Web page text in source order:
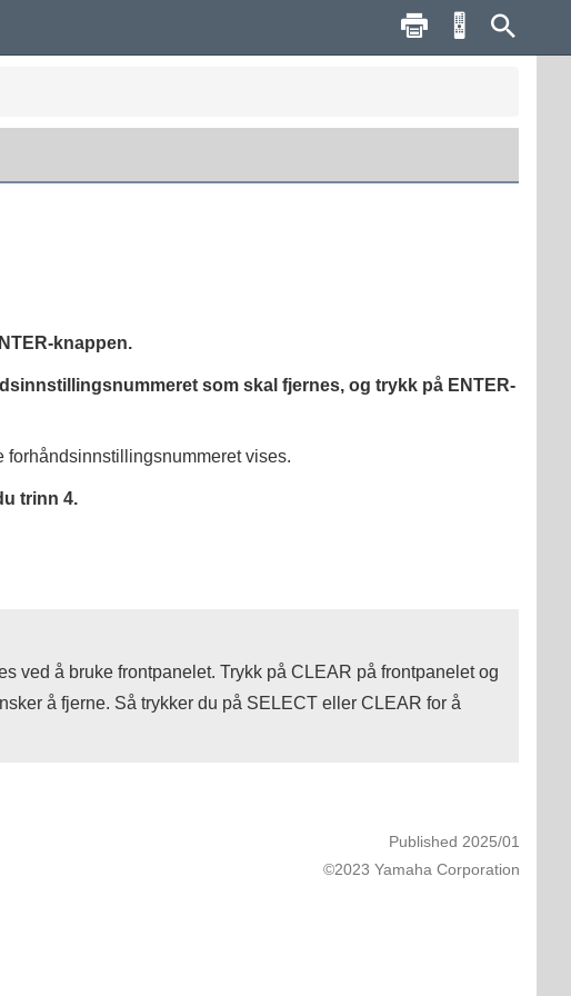
-knappen.
som skal fjernes, og trykk på ENTER-
forhåndsinnstillingsnummeret vises.
trinn 4.
ved å bruke frontpanelet. Trykk på CLEAR på frontpanelet og
å fjerne. Så trykker du på SELECTeller CLEAR for å
Published 2025/01
©2023 Yamaha Corporation